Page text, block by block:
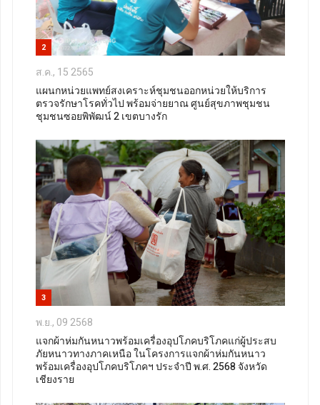
2
ส.ค., 15 2565
แผนกหน่วยแพทย์สงเคราะห์ชุมชนออกหน่วยให้บริการ
ตรวจรักษาโรคทั่วไป พร้อมจ่ายยาณ ศูนย์สุขภาพชุมชน
ชุมชนซอยพิพัฒน์ 2 เขตบางรัก
3
พ.ย., 09 2568
แจกผ้าห่มกันหนาวพร้อมเครื่องอุปโภคบริโภคแก่ผู้ประสบ
ภัยหนาวทางภาคเหนือ ในโครงการแจกผ้าห่มกันหนาว
พร้อมเครื่องอุปโภคบริโภคฯ ประจำปี พ.ศ. 2568 จังหวัด
เชียงราย